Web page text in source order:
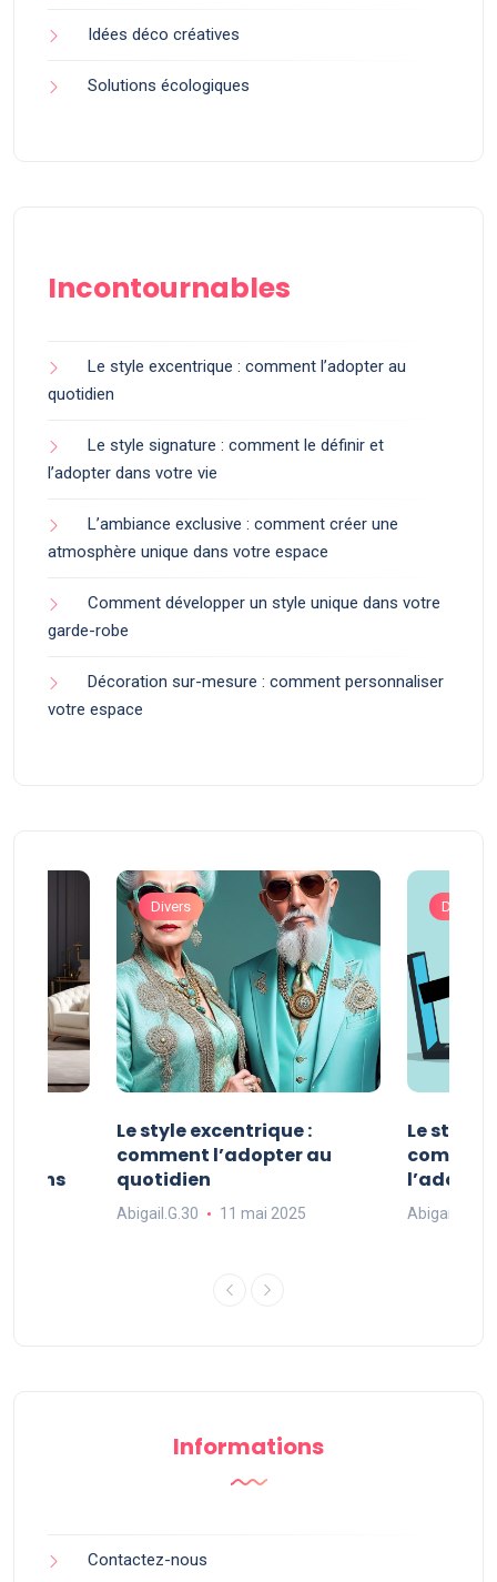
Idées déco créatives
Solutions écologiques
Incontournables
Le style excentrique : comment l’adopter au
quotidien
Le style signature : comment le définir et
l’adopter dans votre vie
L’ambiance exclusive : comment créer une
atmosphère unique dans votre espace
Comment développer un style unique dans votre
garde-robe
Décoration sur-mesure : comment personnaliser
votre espace
dans
Divers
Le style excentrique :
comment l’adopter au
quotidien
Abigail.G.30 11 mai 2025
Divers
Le style
Abigail.G.30
Informations
Contactez-nous